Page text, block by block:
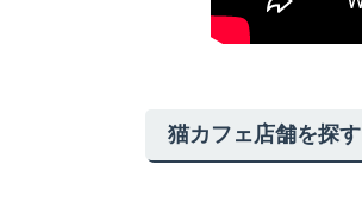
猫カフェ店舗を探す